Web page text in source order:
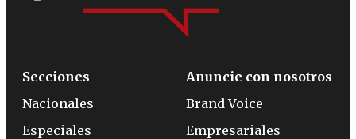
Secciones
Nacionales
Especiales
Anuncie con nosotros
Brand Voice
Empresariales